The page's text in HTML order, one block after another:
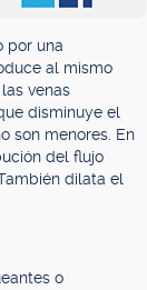
por una
al mismo
venas
disminuye el
son menores. En
del flujo
dilata el
o